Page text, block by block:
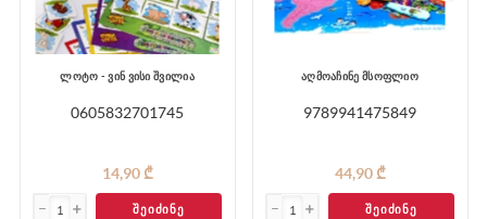
ლოტო - ვინ ვისი შვილია
0605832701745
14,90 ₾
ᲨᲔᲘᲫᲘᲜᲔ
აღმოაჩინე მსოფლიო
9789941475849
44,90 ₾
ᲨᲔᲘᲫᲘᲜᲔ